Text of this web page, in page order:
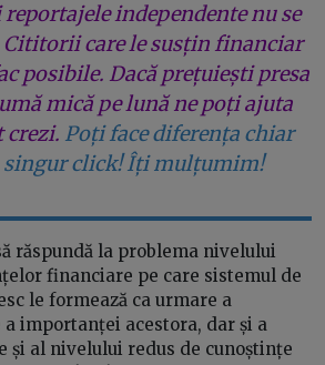
independente nu se
care le susțin financiar
posibile. Dacă prețuiești presa
mică pe lună ne poți ajuta
crezi. Poți face diferența chiar
singur click! Îți mulțumim!
răspundă la problema nivelului
financiare pe care sistemul de
le formează ca urmare a
importanței acestora, dar și a
și al nivelului redus de cunoștințe